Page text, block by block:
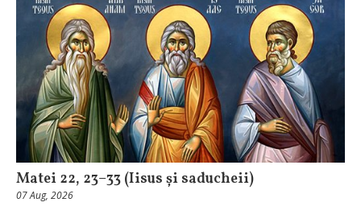
Matei 22, 23–33 (Iisus și saducheii)
07 Aug, 2026